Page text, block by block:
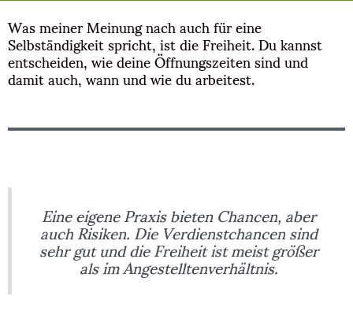
Was meiner Meinung nach auch für eine
Selbständigkeit spricht, ist die Freiheit. Du kannst
entscheiden, wie deine Öffnungszeiten sind und
damit auch, wann und wie du arbeitest.
Eine eigene Praxis bieten Chancen, aber
auch Risiken. Die Verdienstchancen sind
sehr gut und die Freiheit ist meist größer
als im Angestelltenverhältnis.